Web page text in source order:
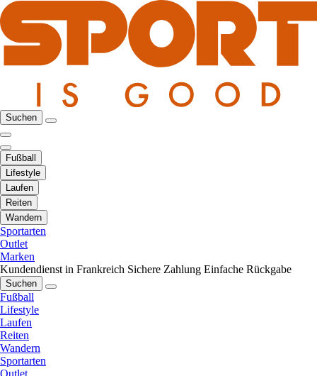
Suchen
Fußball
Lifestyle
Laufen
Reiten
Wandern
Sportarten
Outlet
Marken
Kundendienst in Frankreich Sichere Zahlung Einfache Rückgabe
Suchen
Fußball
Lifestyle
Laufen
Reiten
Wandern
Sportarten
Outlet